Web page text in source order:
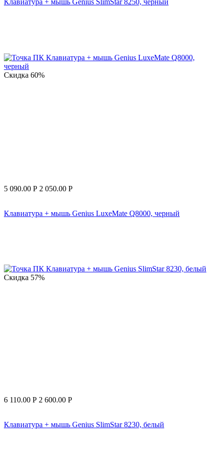
Клавиатура + мышь Genius SlimStar 8250, черный
Скидка 60%
5 090.00 Р 2 050.00 Р
Клавиатура + мышь Genius LuxeMate Q8000, черный
Скидка 57%
6 110.00 Р 2 600.00 Р
Клавиатура + мышь Genius SlimStar 8230, белый